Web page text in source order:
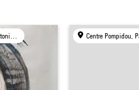
Musée national des beaux-arts de Lettonie, Riga Centre Pompidou,